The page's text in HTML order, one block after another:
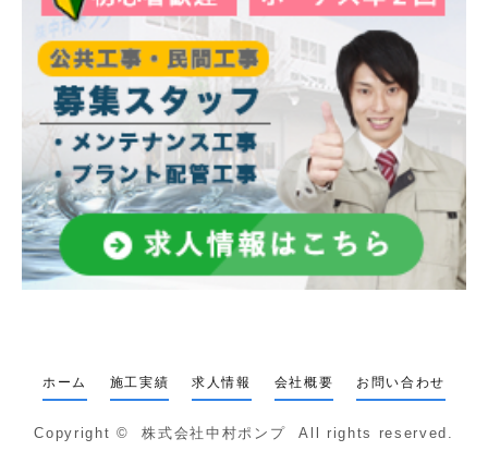
ホーム 施工実績 求人情報 会社概要 お問い合わせ
Copyright © 株式会社中村ポンプ All rights reserved.